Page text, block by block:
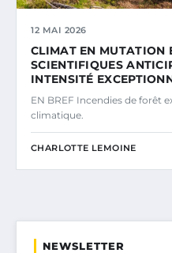
12 MAI 2026
CLIMAT EN MUTATION
SCIENTIFIQUES
INTENSITÉ
EN BREF Incendies de forêt
climatique.
CHARLOTTE LEMOINE
NEWSLETTER